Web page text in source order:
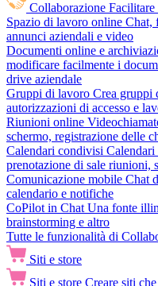
Collaborazione
Spazio di lavoro online Chat,
annunci aziendali e video
Documenti online e
modificare facilmente i
drive aziendale
Gruppi di lavoro Crea gruppi
autorizzazioni di accesso e
Riunioni online
schermo, registrazione delle
Calendari condivisi
prenotazione di sale riunioni,
Comunicazione mobile Chat
calendario e notifiche
CoPilot in Chat Una fonte
brainstorming e altro
Tutte le funzionalità di
Siti e store
Siti e store Creare siti